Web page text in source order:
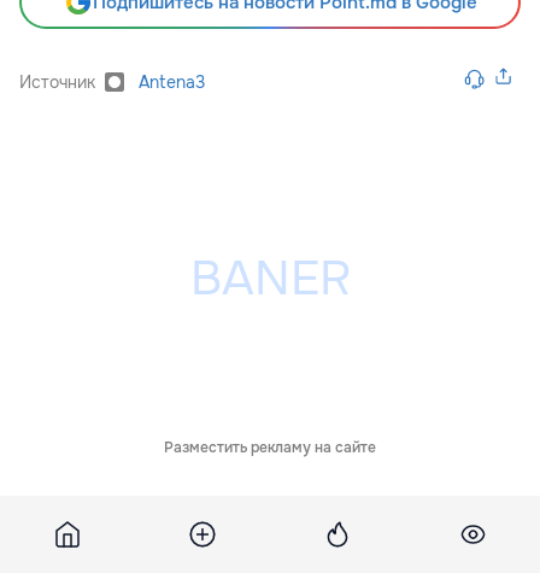
Источник Antena3
Разместить рекламу на сайте
Похожие новости